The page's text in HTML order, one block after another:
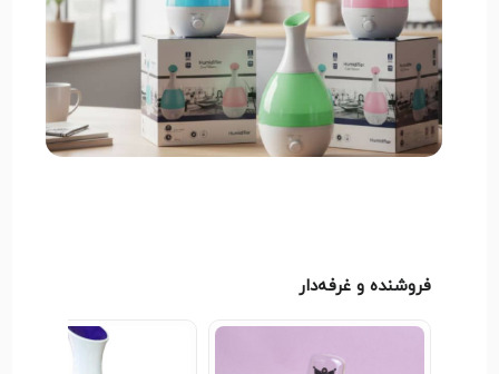
مجموع، این محصول ترکیبی از کارایی، زیبایی و آرامش
است که تجربه‌ای دلپذیر از هوای تازه و سالم را به ارمغان
می‌آورد.
فروشنده و غرفه‌دار